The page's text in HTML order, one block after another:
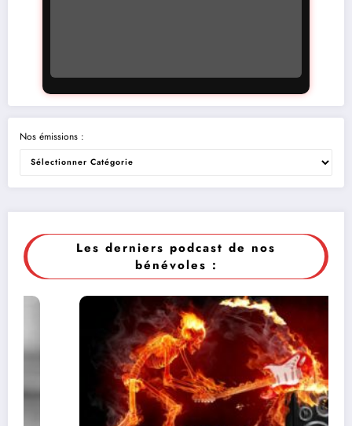
Nos émissions :
Les derniers podcast de nos
bénévoles :